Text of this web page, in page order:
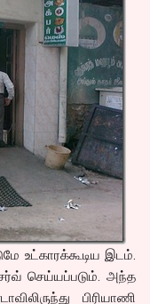
உட்காரக்கூடிய இடம்.
செய்யப்படும். அந்த
பிரியாணி